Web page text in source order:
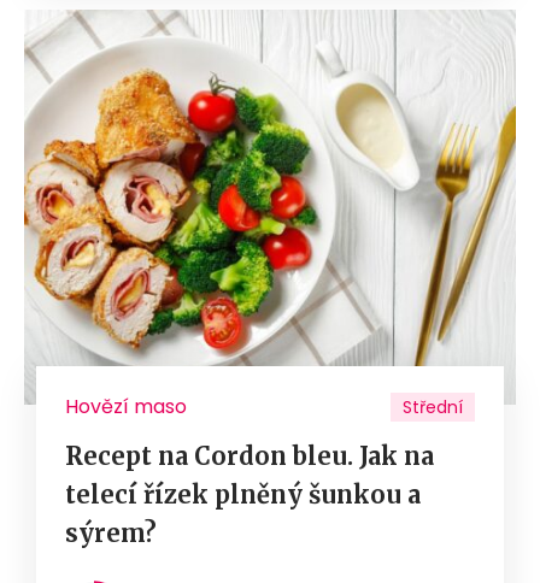
Hovězí maso Střední
Recept na Cordon bleu. Jak na
telecí řízek plněný šunkou a
sýrem?